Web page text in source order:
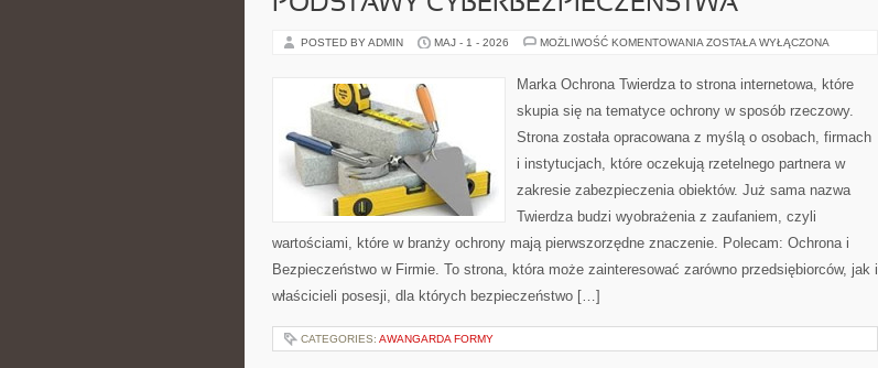
POSTED BY ADMIN MAJ - 1 - 2026 MOŻLIWOŚĆ KOMENTOWANIA PODSTAWY
ZOSTAŁA WYŁĄCZONA
Marka Ochrona Twierdza to strona internetowa, które
skupia się na tematyce ochrony w sposób rzeczowy.
Strona została opracowana z myślą o osobach, firmach
i instytucjach, które oczekują rzetelnego partnera w
zakresie zabezpieczenia obiektów. Już sama nazwa
Twierdza budzi wyobrażenia z zaufaniem, czyli
wartościami, które w branży ochrony mają pierwszorzędne znaczenie. Polecam: Ochrona i
Bezpieczeństwo w Firmie. To strona, która może zainteresować zarówno przedsiębiorców, jak i
właścicieli posesji, dla których bezpieczeństwo […]
CATEGORIES: AWANGARDA FORMY